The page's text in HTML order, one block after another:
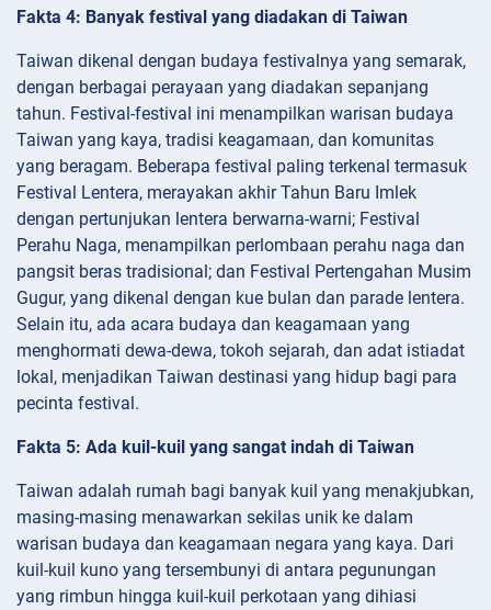
Fakta 4: Banyak festival yang diadakan di Taiwan
Taiwan dikenal dengan budaya festivalnya yang semarak,
dengan berbagai perayaan yang diadakan sepanjang
tahun. Festival-festival ini menampilkan warisan budaya
Taiwan yang kaya, tradisi keagamaan, dan komunitas
yang beragam. Beberapa festival paling terkenal termasuk
Festival Lentera, merayakan akhir Tahun Baru Imlek
dengan pertunjukan lentera berwarna-warni; Festival
Perahu Naga, menampilkan perlombaan perahu naga dan
pangsit beras tradisional; dan Festival Pertengahan Musim
Gugur, yang dikenal dengan kue bulan dan parade lentera.
Selain itu, ada acara budaya dan keagamaan yang
menghormati dewa-dewa, tokoh sejarah, dan adat istiadat
lokal, menjadikan Taiwan destinasi yang hidup bagi para
pecinta festival.
Fakta 5: Ada kuil-kuil yang sangat indah di Taiwan
Taiwan adalah rumah bagi banyak kuil yang menakjubkan,
masing-masing menawarkan sekilas unik ke dalam
warisan budaya dan keagamaan negara yang kaya. Dari
kuil-kuil kuno yang tersembunyi di antara pegunungan
yang rimbun hingga kuil-kuil perkotaan yang dihiasi